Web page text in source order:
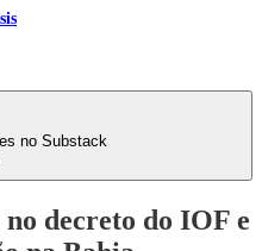
no Substack
decreto do IOF e